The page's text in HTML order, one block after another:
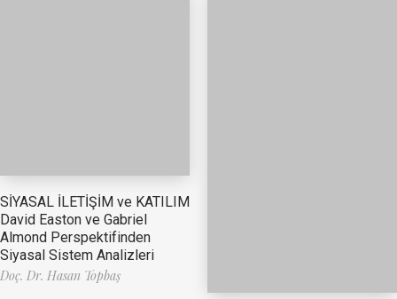
SİYASAL İLETİŞİM ve KATILIM
David Easton ve Gabriel
Almond Perspektifinden
Siyasal Sistem Analizleri
Doç. Dr. Hasan Topbaş